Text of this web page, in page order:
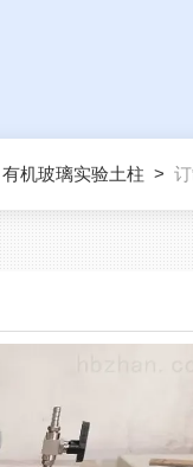
有机玻璃实验土柱 >